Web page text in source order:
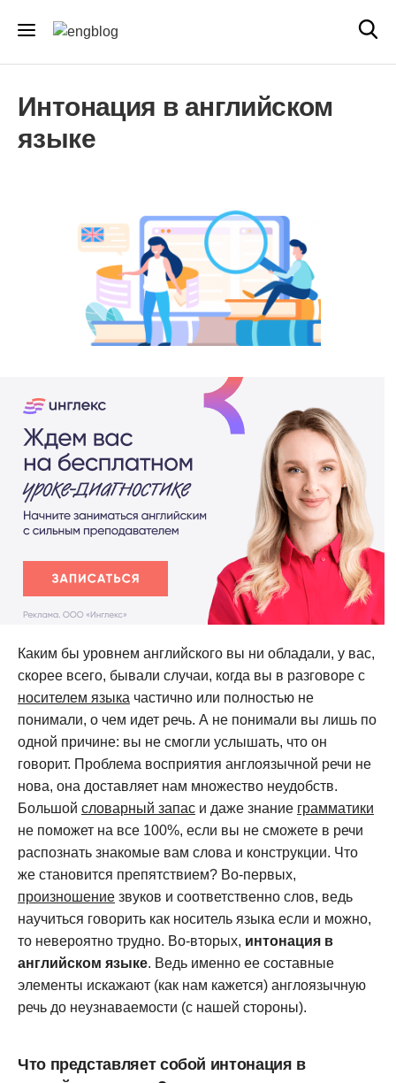
Интонация в английском
языке
Каким бы уровнем английского вы ни обладали, у вас,
скорее всего, бывали случаи, когда вы в разговоре с
носителем языка частично или полностью не
понимали, о чем идет речь. А не понимали вы лишь по
одной причине: вы не смогли услышать, что он
говорит. Проблема восприятия англоязычной речи не
нова, она доставляет нам множество неудобств.
Большой словарный запас и даже знание грамматики
не поможет на все 100%, если вы не сможете в речи
распознать знакомые вам слова и конструкции. Что
же становится препятствием? Во-первых,
произношение звуков и соответственно слов, ведь
научиться говорить как носитель языка если и можно,
то невероятно трудно. Во-вторых, интонация в
английском языке. Ведь именно ее составные
элементы искажают (как нам кажется) англоязычную
речь до неузнаваемости (с нашей стороны).
Что представляет собой интонация в